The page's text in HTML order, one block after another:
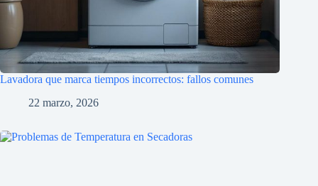
Lavadora que marca tiempos incorrectos: fallos comunes
22 marzo, 2026